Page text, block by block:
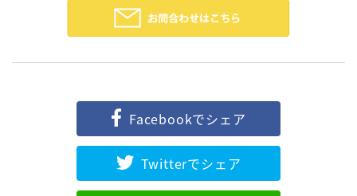
Facebookでシェア
Twitterでシェア